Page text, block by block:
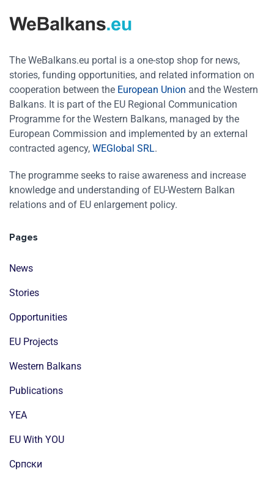
The WeBalkans.eu portal is a one-stop shop for news,
stories, funding opportunities, and related information on
cooperation between the European Union and the Western
Balkans. It is part of the EU Regional Communication
Programme for the Western Balkans, managed by the
European Commission and implemented by an external
contracted agency, WEGlobal SRL.
The programme seeks to raise awareness and increase
knowledge and understanding of EU-Western Balkan
relations and of EU enlargement policy.
Pages
News
Stories
Opportunities
EU Projects
Western Balkans
Publications
YEA
EU With YOU
Cрпски